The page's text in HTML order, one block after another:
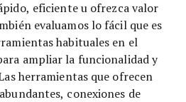
eficiente u ofrezca valor
evaluamos lo fácil que es
habituales en el
ampliar la funcionalidad y
herramientas que ofrecen
conexiones de